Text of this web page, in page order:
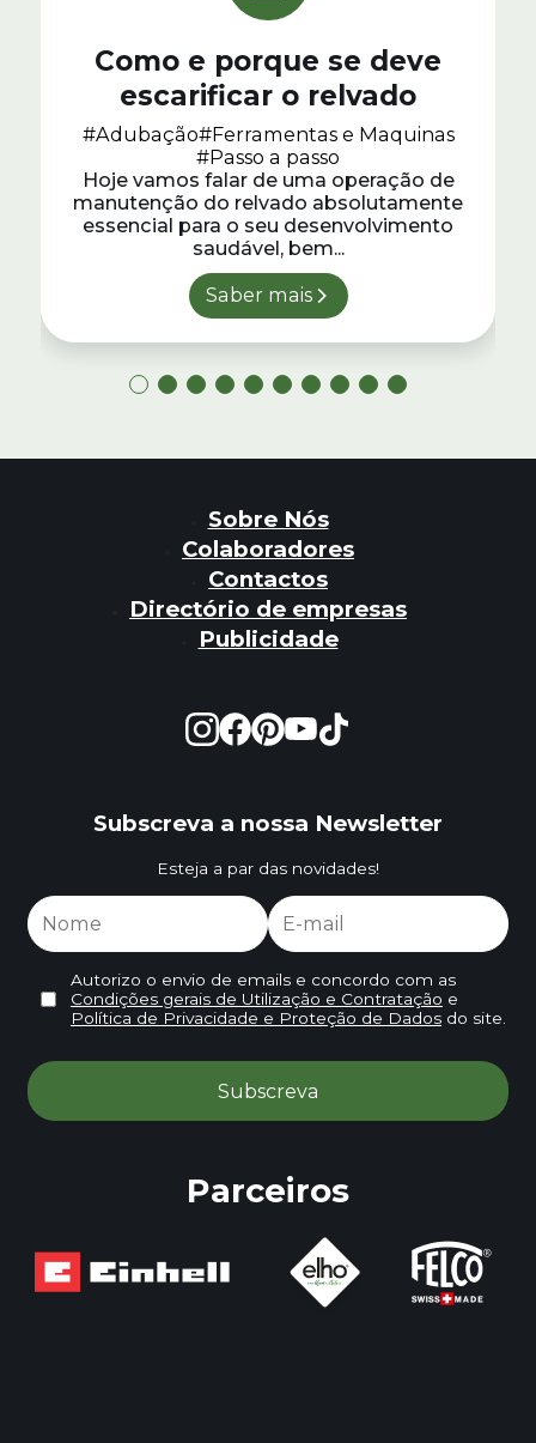
Como e porque se deve
escarificar o relvado
#Adubação#Ferramentas e Maquinas
#Passo a passo
Hoje vamos falar de uma operação de
manutenção do relvado absolutamente
essencial para o seu desenvolvimento
saudável, bem...
Saber mais
Sobre Nós
Colaboradores
Contactos
Directório de empresas
Publicidade
Subscreva a nossa Newsletter
Esteja a par das novidades!
Autorizo o envio de emails e concordo com as
Condições gerais de Utilização e Contratação e
Política de Privacidade e Proteção de Dadosdo site.
Parceiros